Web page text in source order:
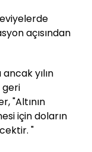
açısından
yılın
geri
"Altının
için doların
"